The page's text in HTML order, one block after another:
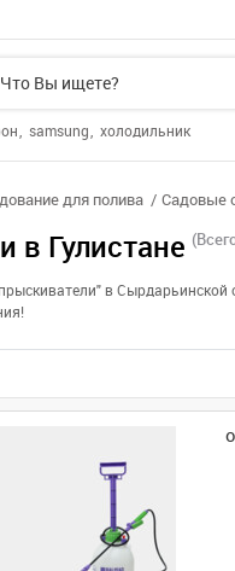
samsung холодильник
для полива Садовые
в Гулистане
в